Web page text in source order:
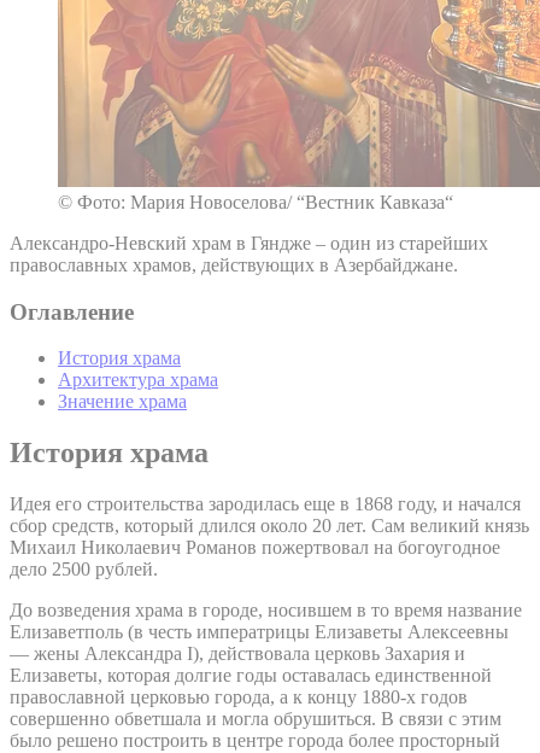
© Фото: Мария Новоселова/ “Вестник Кавказа“
Александро-Невский храм в Гяндже – один из старейших
православных храмов, действующих в Азербайджане.
Оглавление
История храма
Архитектура храма
Значение храма
История храма
Идея его строительства зародилась еще в 1868 году, и начался
сбор средств, который длился около 20 лет. Сам великий князь
Михаил Николаевич Романов пожертвовал на богоугодное
дело 2500 рублей.
До возведения храма в городе, носившем в то время название
Елизаветполь (в честь императрицы Елизаветы Алексеевны
— жены Александра I), действовала церковь Захария и
Елизаветы, которая долгие годы оставалась единственной
православной церковью города, а к концу 1880-х годов
совершенно обветшала и могла обрушиться. В связи с этим
было решено построить в центре города более просторный